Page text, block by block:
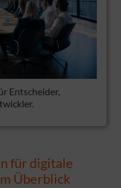
Entscheider,
für digitale
Überblick